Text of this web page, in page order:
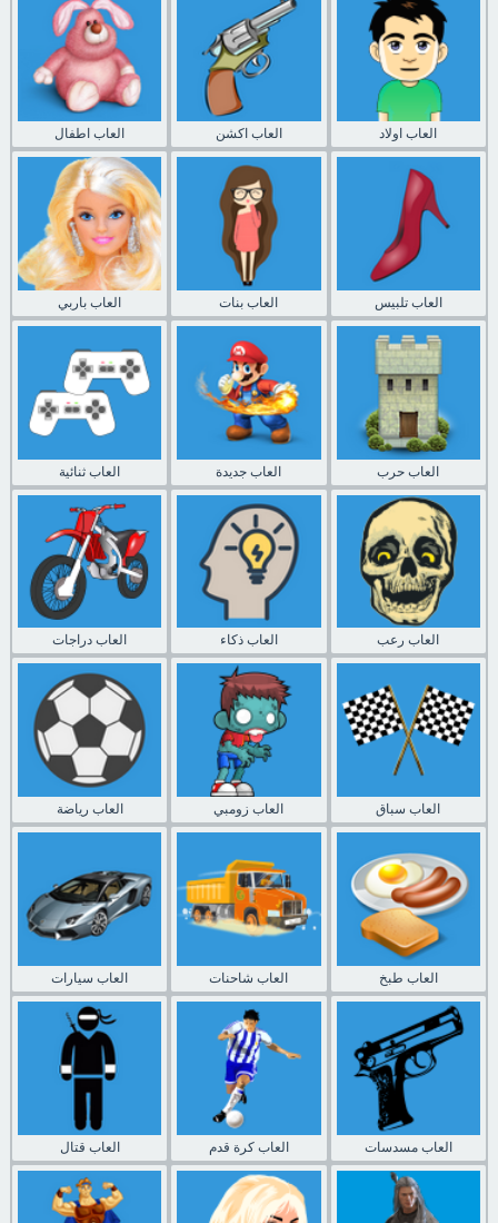
العاب اطفال العاب اكشن العاب اولاد
العاب باربي العاب بنات العاب تلبيس
العاب ثنائية العاب جديدة العاب حرب
العاب دراجات العاب ذكاء العاب رعب
العاب رياضة العاب زومبي العاب سباق
العاب سيارات العاب شاحنات العاب طبخ
العاب قتال العاب كرة قدم العاب مسدسات